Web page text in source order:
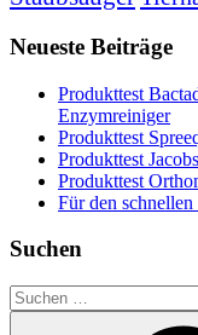
Neueste Beiträge
Produkttest
Enzymreiniger
Produkttest
Produkttest
Produkttest
Für den
Suchen
Suchen
nach: